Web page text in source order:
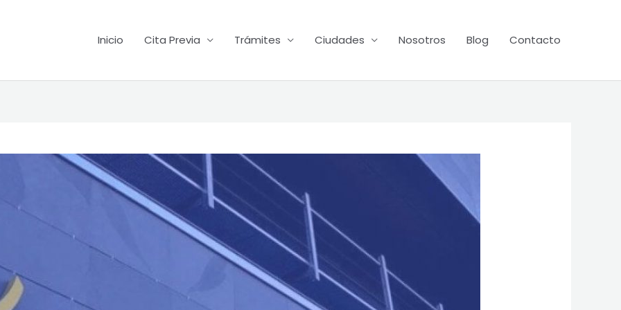
Inicio Cita Previa Trámites Ciudades Nosotros Blog Contacto